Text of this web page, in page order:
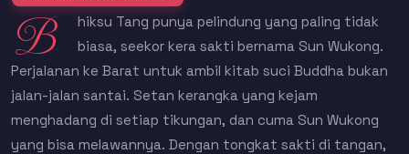
B
hiksu Tang punya pelindung yang paling tidak
biasa, seekor kera sakti bernama Sun Wukong.
Perjalanan ke Barat untuk ambil kitab suci Buddha bukan
jalan-jalan santai. Setan kerangka yang kejam
menghadang di setiap tikungan, dan cuma Sun Wukong
yang bisa melawannya. Dengan tongkat sakti di tangan,